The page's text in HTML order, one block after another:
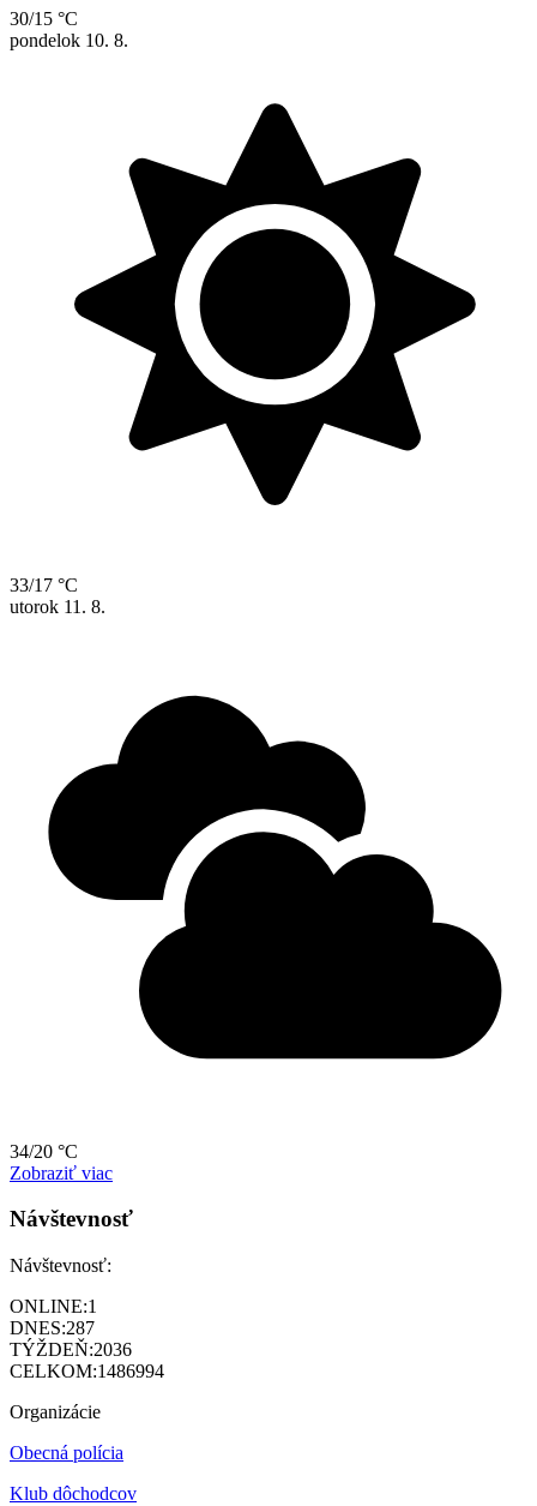
30/15 °C
pondelok 10. 8.
33/17 °C
utorok 11. 8.
34/20 °C
Zobraziť viac
Návštevnosť
Návštevnosť:
ONLINE:1
DNES:287
TÝŽDEŇ:2036
CELKOM:1486994
Organizácie
Obecná polícia
Klub dôchodcov